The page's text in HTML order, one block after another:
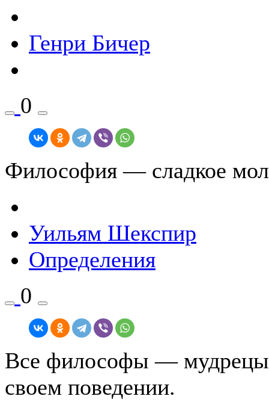
Генри Бичер
0
Философия — сладкое
Уильям Шекспир
Определения
0
Все философы — мудрецы
своем поведении.